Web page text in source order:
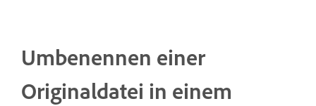
Umbenennen einer
Originaldatei in einem